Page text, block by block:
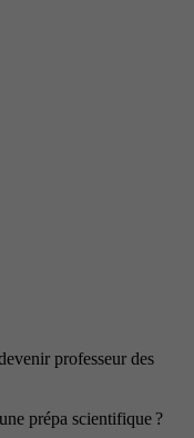
professeur des
prépa scientifique ?